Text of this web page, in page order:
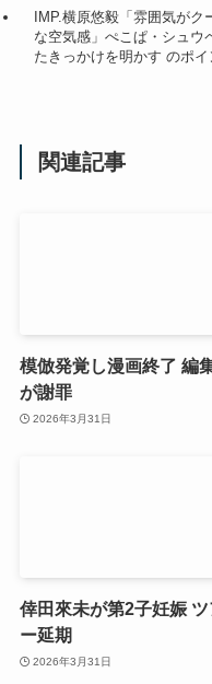
IMP.横原悠毅「雰囲気が
な空気感」ぺこぱ・シュウ
たきっかけを明かす のポ
関連記事
模倣発覚し漫画終了 編
が謝罪
2026年3月31日
倖田來未が第2子妊娠 ツ
ー延期
2026年3月31日